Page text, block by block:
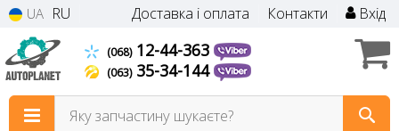
UA RU Доставка і оплата Контакти Вхід
(068)12-44-363
(063)35-34-144
Яку запчастину шукаєте?